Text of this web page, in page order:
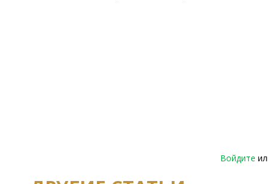
Войдите